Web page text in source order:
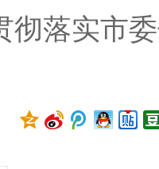
彻落实市